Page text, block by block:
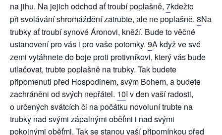
na jihu. Na jejich odchod ať troubí poplašně, 7kdežto
při svolávání shromáždění zatrubte, ale ne poplašně. 8Na
trubky ať troubí synové Áronovi, kněží. Bude to věčné
ustanovení pro vás i pro vaše potomky. 9A když ve své
zemi vytáhnete do boje proti protivníkovi, který vás bude
utlačovat, trubte poplašně na trubky. Tak budete
připomenuti před Hospodinem, svým Bohem, a budete
zachráněni od svých nepřátel. 10I v den vaší radosti,
o určených svátcích či na počátku novoluní trubte na
trubky nad svými zápalnými oběťmi i nad svými
pokojnými oběťmi. Tak se stanou vaší připomínkou před